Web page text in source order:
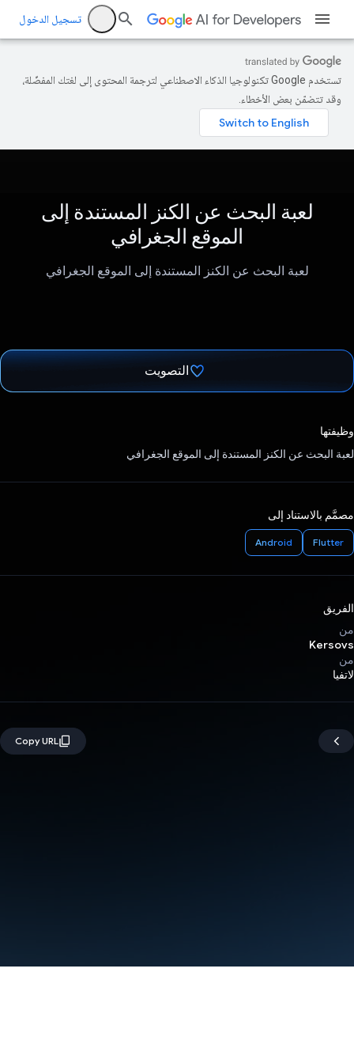
تسجيل الدخول
تستخدم Google تكنولوجيا الذكاء الاصطناعي لترجمة المحتوى إلى لغتك المفضّلة،
وقد تتضمّن بعض الأخطاء.
لعبة البحث عن الكنز المستندة إلى
الموقع الجغرافي
لعبة البحث عن الكنز المستندة إلى الموقع الجغرافي
التصويت
وظيفتها
لعبة البحث عن الكنز المستندة إلى الموقع الجغرافي
مصمَّم بالاستناد إلى
Flutter
Android
الفريق
من
Kersovs
من
لاتفيا